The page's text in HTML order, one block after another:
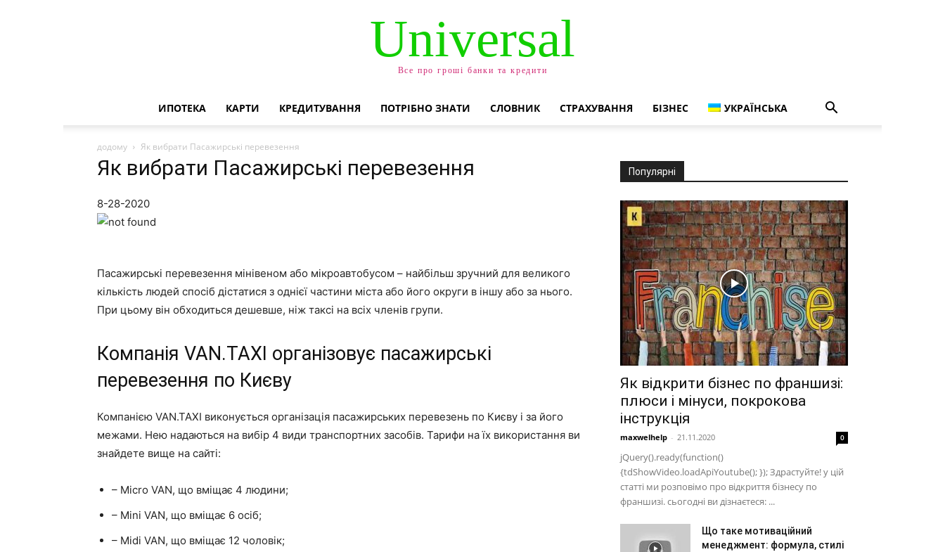
Universal
Все про гроші банки та кредити
ИПОТЕКА КАРТИ КРЕДИТУВАННЯ ПОТРІБНО ЗНАТИ СЛОВНИК СТРАХУВАННЯ БІЗНЕС УКРАЇНСЬКА
додому Як вибрати Пасажирські перевезення
Як вибрати Пасажирські перевезення
8-28-2020
Пасажирські перевезення мінівеном або мікроавтобусом – найбільш зручний для великого
кількість людей спосіб дістатися з однієї частини міста або його округи в іншу або за нього.
При цьому він обходиться дешевше, ніж таксі на всіх членів групи.
Компанія VAN.TAXI організовує пасажирські
перевезення по Києву
Компанією VAN.TAXI виконується організація пасажирських перевезень по Києву і за його
межами. Нею надаються на вибір 4 види транспортних засобів. Тарифи на їх використання ви
знайдете вище на сайті:
– Micro VAN, що вміщає 4 людини;
– Mini VAN, що вміщає 6 осіб;
– Midi VAN, що вміщає 12 чоловік;
Популярні
Як відкрити бізнес по франшизі:
плюси і мінуси, покрокова
інструкція
maxwelhelp - 21.11.2020 0
jQuery().ready(function()
{tdShowVideo.loadApiYoutube(); }); Здрастуйте! у цій
статті ми розповімо про відкриття бізнесу по
франшизі. сьогодні ви дізнаєтеся: ...
Що таке мотиваційний
менеджмент: формула, стилі